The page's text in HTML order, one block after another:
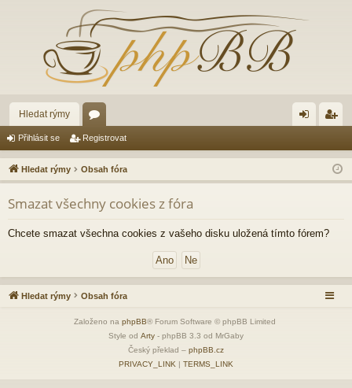
Hledat rýmy
ór
a lá
sit
ist
ro
Přihlásit se Registrovat
Hledat rýmy Obsah fóra
Smazat všechny cookies z fóra
Chcete smazat všechna cookies z vašeho disku uložená tímto fórem?
Hledat rýmy Obsah fóra
Založeno na phpBB® Forum Software © phpBB Limited
Style od Arty - phpBB 3.3 od MrGaby
Český překlad – phpBB.cz
PRIVACY_LINK | TERMS_LINK